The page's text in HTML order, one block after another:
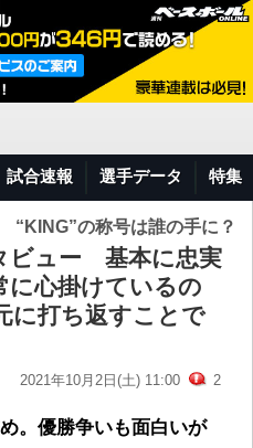
試合速報 選手データ 特集
の称号は誰の手に？
ビュー 基本に忠実
に心掛けているの
に打ち返すことで
2021年10月2日(土) 11:00 2
。優勝争いも面白いが